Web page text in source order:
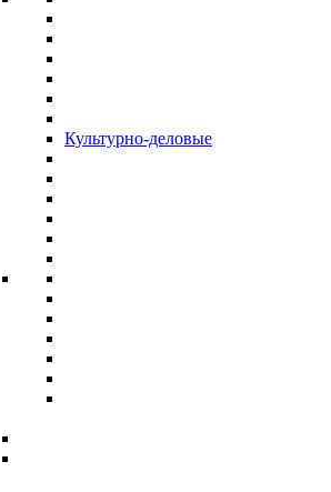
Культурно-деловые